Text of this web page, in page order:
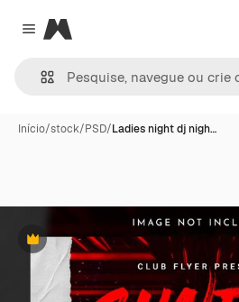
Close menu
Magnific
Início/stock/PSD/Ladies night dj nigh…
Premium